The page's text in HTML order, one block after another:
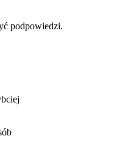
podpowiedzi.